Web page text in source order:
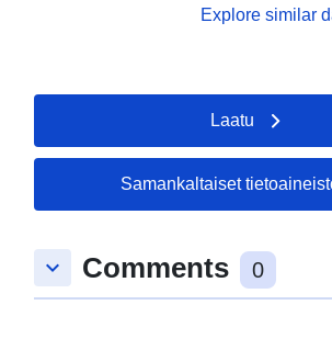
tekijöistä, ja – tuotanto, jalostus ja tuotanto
Explore similar
Laatu
Samankaltaiset
keyboard_arrow_down Comments 0